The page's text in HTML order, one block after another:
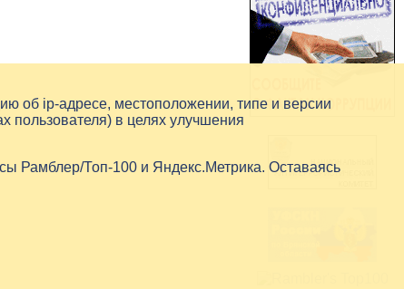
об ip-адресе, местоположении, типе и версии
пользователя) в целях улучшения
Рамблер/Топ-100 и Яндекс.Метрика. Оставаясь